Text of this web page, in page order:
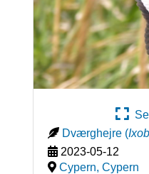
Se
Dværghejre (
2023-05-12
Cypern, Cypern